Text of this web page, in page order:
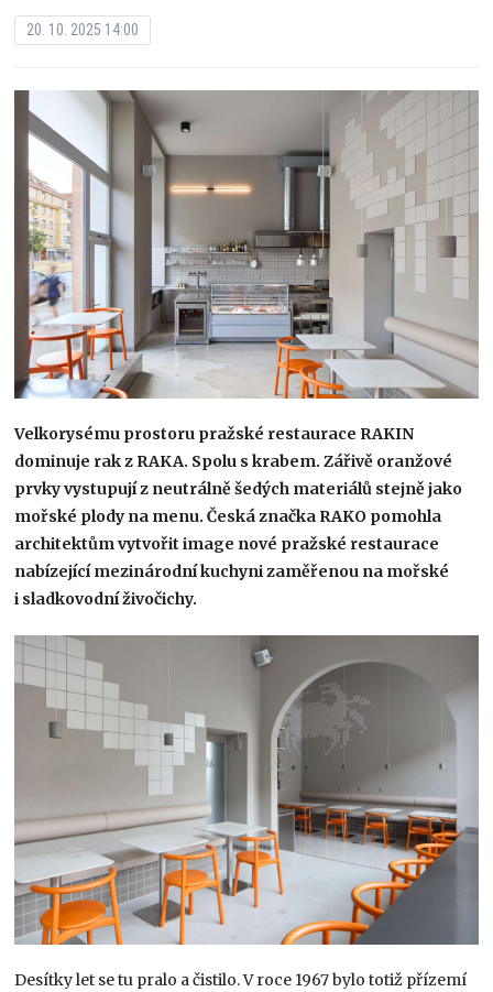
20. 10. 2025 14:00
Velkorysému prostoru pražské restaurace RAKIN
dominuje rak z RAKA. Spolu s krabem. Zářivě oranžové
prvky vystupují z neutrálně šedých materiálů stejně jako
mořské plody na menu. Česká značka RAKO pomohla
architektům vytvořit image nové pražské restaurace
nabízející mezinárodní kuchyni zaměřenou na mořské
i sladkovodní živočichy.
Desítky let se tu pralo a čistilo. V roce 1967 bylo totiž přízemí